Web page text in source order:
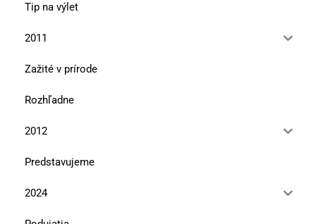
Tip na výlet
2011
Zažité v prírode
Rozhľadne
2012
Predstavujeme
2024